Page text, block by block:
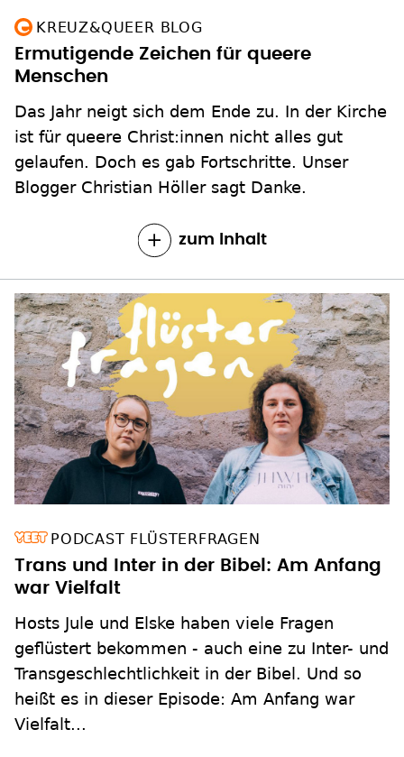
KREUZ&QUEER BLOG
Ermutigende Zeichen für queere
Menschen
Das Jahr neigt sich dem Ende zu. In der Kirche
ist für queere Christ:innen nicht alles gut
gelaufen. Doch es gab Fortschritte. Unser
Blogger Christian Höller sagt Danke.
zum Inhalt
PODCAST FLÜSTERFRAGEN
Trans und Inter in der Bibel: Am Anfang
war Vielfalt
Hosts Jule und Elske haben viele Fragen
geflüstert bekommen - auch eine zu Inter- und
Transgeschlechtlichkeit in der Bibel. Und so
heißt es in dieser Episode: Am Anfang war
Vielfalt...